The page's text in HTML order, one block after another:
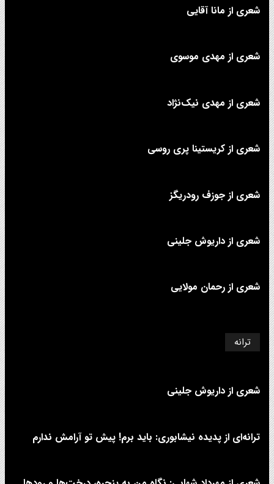
شعری از مانا آقایی
شعری از مهدی موسوی
شعری از مهدی نیک‌نژاد
شعری از کریستینا پری روسی
شعری از جوزف رودریگز
شعری از داریوش جلینی
شعری از رحمان مولایی
ترانه
شعری از داریوش جلینی
ترانه‌ای از پدیده نیشابوری: باید برم! پیش تو آرامش ندارم